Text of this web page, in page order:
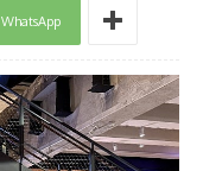
WhatsApp